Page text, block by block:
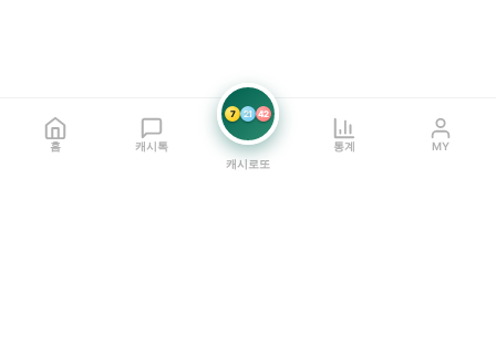
홈 캐시톡
7 21 42
캐시로또
통계 MY